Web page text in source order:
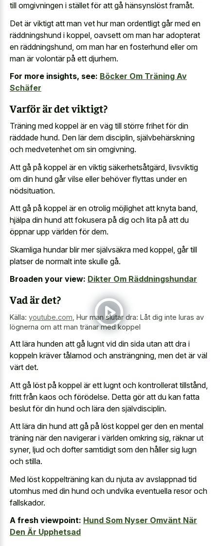
till omgivningen i stället för att gå hänsynslöst framåt.
Det är viktigt att man vet hur man ordentligt går med en
räddningshund i koppel, oavsett om man har adopterat
en räddningshund, om man har en fosterhund eller om
man är volontär på ett djurhem.
For more insights, see: Böcker Om Träning Av
Schäfer
Varför är det viktigt?
Träning med koppel är en väg till större frihet för din
räddade hund. Den lär dem disciplin, självbehärskning
och medvetenhet om sin omgivning.
Att gå på koppel är en viktig säkerhetsåtgärd, livsviktig
om din hund går vilse eller behöver flyttas under en
nödsituation.
Att gå på koppel är en otrolig möjlighet att knyta band,
hjälpa din hund att fokusera på dig och lita på att du
öppnar upp världen för dem.
Skamliga hundar blir mer självsäkra med koppel, går till
platser de normalt inte skulle gå.
Broaden your view: Dikter Om Räddningshundar
Vad är det?
Källa: youtube.com Hur man slutar dra: Låt dig inte luras av
lögnerna om att man tränar med koppel
Att lära hunden att gå lugnt vid din sida utan att dra i
koppeln kräver tålamod och ansträngning, men det är väl
värt det.
Att gå löst på koppel är ett lugnt och kontrollerat tillstånd,
fritt från kaos och förödelse. Detta gör att du kan fatta
beslut för din hund och lära den självdisciplin.
Att lära din hund att gå på löst koppel ger den en mental
träning när den navigerar i världen omkring sig, räknar ut
syner, ljud och dofter samtidigt som den håller sig lugn
och stilla.
Med löst koppelträning kan du njuta av avslappnad tid
utomhus med din hund och undvika eventuella resor och
fallskador.
A fresh viewpoint: Hund Som Nyser Omvänt När
Den Är Upphetsad